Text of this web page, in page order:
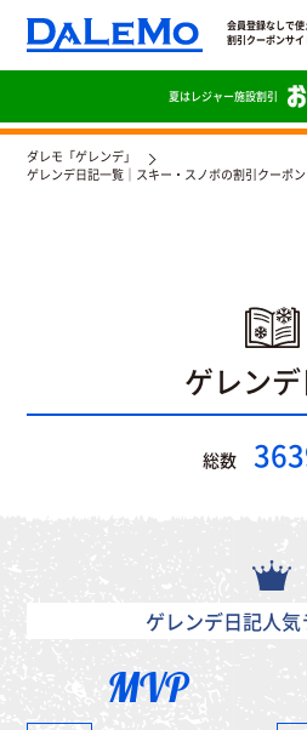
会員登録なしで
割引クーポンサイ
夏はレジャー施設割引
ダレモ「ゲレンデ」
ゲレンデ日記一覧｜スキー・スノボの割引クーポン
ゲレン
総数
ゲレンデ日記人
MVP